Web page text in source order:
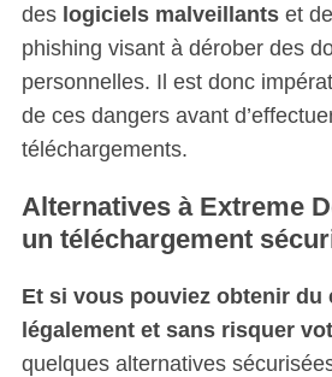
des logiciels malveillantset
phishing visant à dérober des
personnelles. Il est donc
de ces dangers avant
téléchargements.
Alternatives à Extreme
un téléchargement
Et si vous pouviez obtenir du
légalement et sans risquer
quelques alternatives